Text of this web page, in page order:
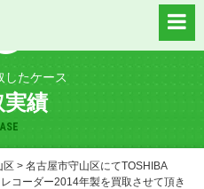
したケース
実績
区 > 名古屋市守山区にてTOSHIBA
コーダー2014年製を買取させて頂き